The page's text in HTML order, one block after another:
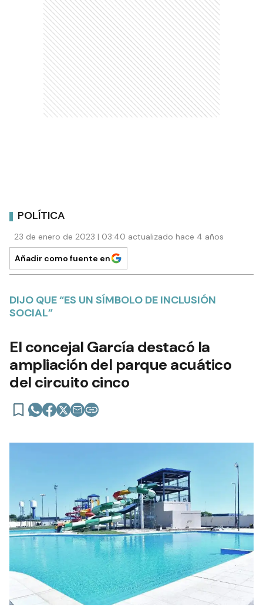
POLÍTICA
23 de enero de 2023 | 03:40 actualizado hace 4 años
Añadir como fuente en
DIJO QUE “ES UN SÍMBOLO DE INCLUSIÓN
SOCIAL”
El concejal García destacó la
ampliación del parque acuático
del circuito cinco